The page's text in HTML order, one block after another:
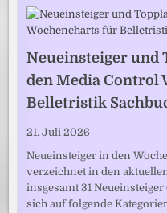
Neueinsteiger und
den Media Control
Belletristik
21. Juli 2026
Neueinsteiger in den
verzeichnet in den
insgesamt 31
sich auf folgende